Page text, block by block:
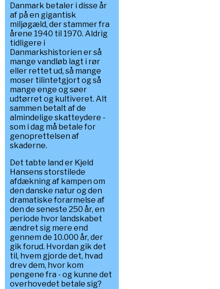
Danmark betaler i disse år
af på en gigantisk
miljøgæld, der stammer fra
årene 1940 til 1970. Aldrig
tidligere i
Danmarkshistorien er så
mange vandløb lagt i rør
eller rettet ud, så mange
moser tilintetgjort og så
mange enge og søer
udtørret og kultiveret. Alt
sammen betalt af de
almindelige skatteydere -
som i dag må betale for
genoprettelsen af
skaderne.
Det tabte land er Kjeld
Hansens storstilede
afdækning af kampen om
den danske natur og den
dramatiske forarmelse af
den de seneste 250 år, en
periode hvor landskabet
ændret sig mere end
gennem de 10.000 år, der
gik forud. Hvordan gik det
til, hvem gjorde det, hvad
drev dem, hvor kom
pengene fra - og kunne det
overhovedet betale sig?